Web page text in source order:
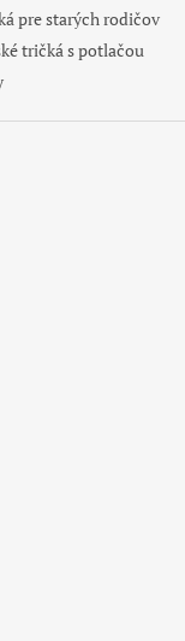
pre starých rodičov
tričká s potlačou